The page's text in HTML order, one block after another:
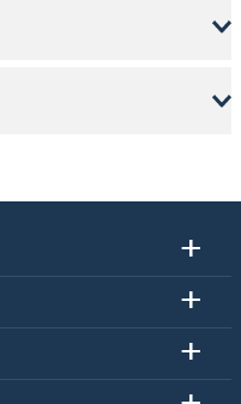
+
+
+